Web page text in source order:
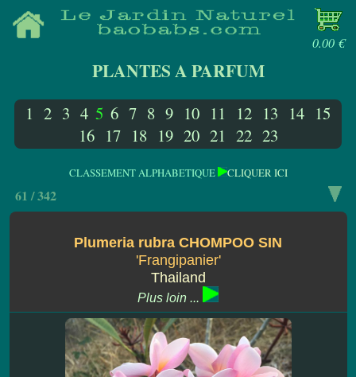
0.00 €
PLANTES A PARFUM
1 2 3 4 5 6 7 8 9 10 11 12 13 14 15
16 17 18 19 20 21 22 23
CLASSEMENT ALPHABETIQUE CLIQUER ICI
61 / 342
Plumeria rubra CHOMPOO SIN
'Frangipanier'
Thailand
Plus loin ...